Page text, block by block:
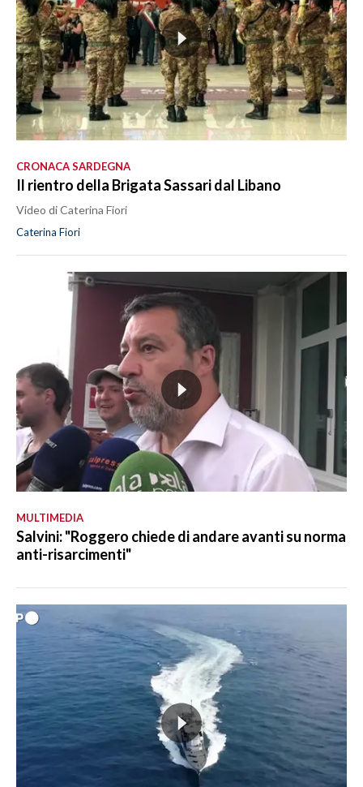
CRONACA SARDEGNA
Il rientro della Brigata Sassari dal Libano
Video di Caterina Fiori
Caterina Fiori
MULTIMEDIA
Salvini: "Roggero chiede di andare avanti su norma
anti-risarcimenti"